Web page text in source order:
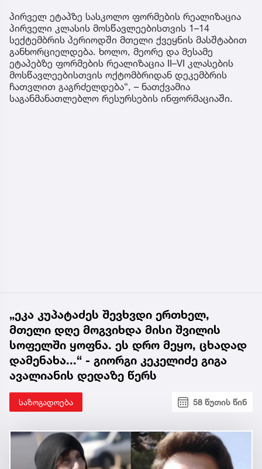
პირველ ეტაპზე სასკოლო ფორმების რეალიზაცია
პირველი კლასის მოსწავლეებისთვის 1–14
სექტემბრის პერიოდში მთელი ქვეყნის მასშტაბით
განხორციელდება. ხოლო, მეორე და მესამე
ეტაპებზე ფორმების რეალიზაცია II–VI კლასების
მოსწავლეებისთვის ოქტომბრიდან დეკემბრის
ჩათვლით გაგრძელდება“, – ნათქვამია
საგანმანათლებლო რესურსების ინფორმაციაში.
„ეკა კუპატაძეს შევხვდი ერთხელ,
მთელი დღე მოგვიხდა მისი შვილის
სოფელში ყოფნა. ეს დრო მეყო, ცხადად
დამენახა...“ - გიორგი კეკელიძე გიგა
ავალიანის დედაზე წერს
საზოგადოება 58 წუთის წინ